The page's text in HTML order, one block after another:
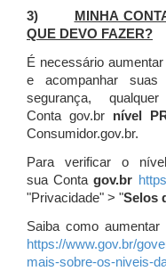
3)
MINHA
QUE DEVO FAZER?
É necessário
e acompanhar suas
segurança,
Conta gov.br nível
Consumidor.gov.br.
Para verificar o
sua Contagov.br
"Privacidade" > "Selos
Saiba como
https://www.gov.br/
mais-sobre-os-niveis-